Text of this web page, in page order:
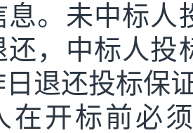
息。未中标人
还，中标人投
退还投标保
在开标前必